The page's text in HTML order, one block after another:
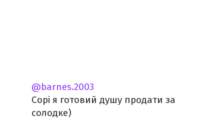
@barnes.2003
Сорі я готовий душу продати за
солодке)